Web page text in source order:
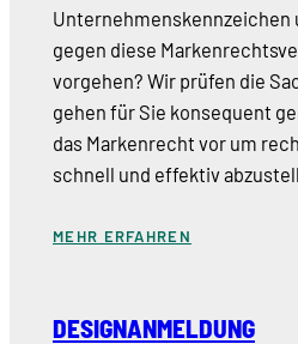
Unternehmenskennzeichen
gegen diese
vorgehen? Wir prüfen die
gehen für Sie konsequent
das Markenrecht vor um
schnell und effektiv
MEHR ERFAHREN
DESIGNANMELDUNG